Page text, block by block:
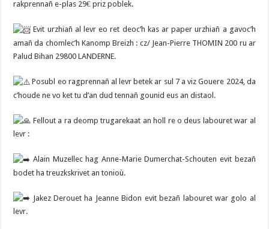
rakprennañ e-plas 29€ priz poblek.
Evit urzhiañ al levr eo ret deoc’h kas ar paper urzhiañ a gavoc’h
amañ da chomlec’h Kanomp Breizh : cz/ Jean-Pierre THOMIN 200 ru ar
Palud Bihan 29800 LANDERNE.
Posubl eo ragprennañ al levr betek ar sul 7 a viz Gouere 2024, da
c’houde ne vo ket tu d’an dud tennañ gounid eus an distaol.
Fellout a ra deomp trugarekaat an holl re o deus labouret war al
levr :
Alain Muzellec hag Anne-Marie Dumerchat-Schouten evit bezañ
bodet ha treuzkskrivet an tonioù.
Jakez Derouet ha Jeanne Bidon evit bezañ labouret war golo al
levr.